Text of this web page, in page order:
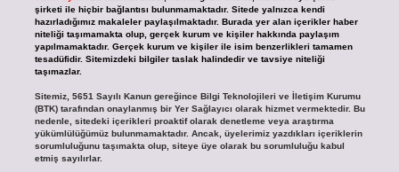
şirketi ile hiçbir bağlantısı bulunmamaktadır. Sitede yalnızca kendi
hazırladığımız makaleler paylaşılmaktadır. Burada yer alan içerikler haber
niteliği taşımamakta olup, gerçek kurum ve kişiler hakkında paylaşım
yapılmamaktadır. Gerçek kurum ve kişiler ile isim benzerlikleri tamamen
tesadüfidir. Sitemizdeki bilgiler taslak halindedir ve tavsiye niteliği
taşımazlar.
Sitemiz, 5651 Sayılı Kanun gereğince Bilgi Teknolojileri ve İletişim Kurumu
(BTK) tarafından onaylanmış bir Yer Sağlayıcı olarak hizmet vermektedir. Bu
nedenle, sitedeki içerikleri proaktif olarak denetleme veya araştırma
yükümlülüğümüz bulunmamaktadır. Ancak, üyelerimiz yazdıkları içeriklerin
sorumluluğunu taşımakta olup, siteye üye olarak bu sorumluluğu kabul
etmiş sayılırlar.